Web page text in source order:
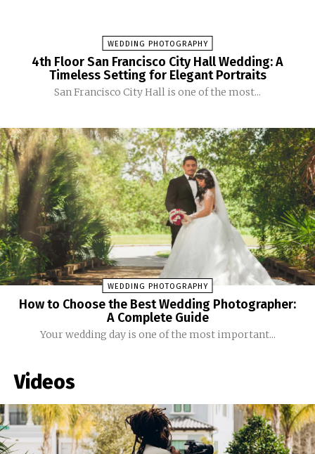
WEDDING PHOTOGRAPHY
4th Floor San Francisco City Hall Wedding: A
Timeless Setting for Elegant Portraits
San Francisco City Hall is one of the most...
WEDDING PHOTOGRAPHY
How to Choose the Best Wedding Photographer:
A Complete Guide
Your wedding day is one of the most important...
Videos